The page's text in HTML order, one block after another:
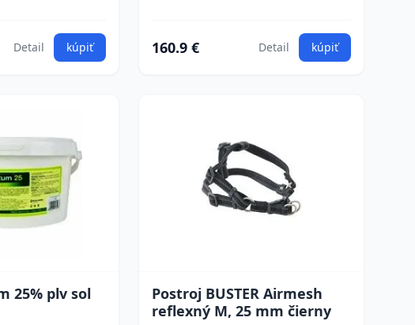
Detail kúpiť 160.9 € Detail kúpiť
25% plv sol
Postroj BUSTER Airmesh
reflexný M, 25 mm čierny